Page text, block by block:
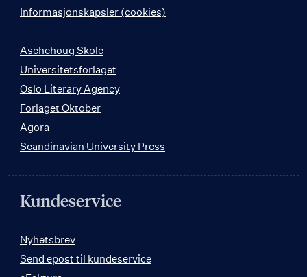
Informasjonskapsler (cookies)
Aschehoug Skole
Universitetsforlaget
Oslo Literary Agency
Forlaget Oktober
Agora
Scandinavian University Press
Kundeservice
Nyhetsbrev
Send epost til kundeservice